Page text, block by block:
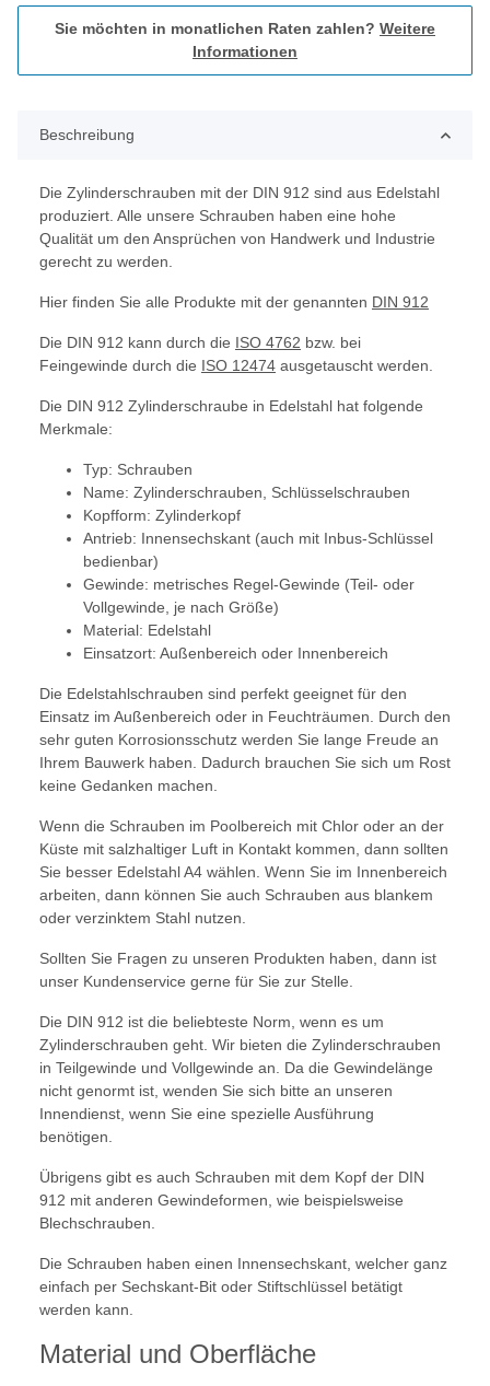
Sie möchten in monatlichen Raten zahlen? Weitere
Informationen
Beschreibung
Die Zylinderschrauben mit der DIN 912 sind aus Edelstahl
produziert. Alle unsere Schrauben haben eine hohe
Qualität um den Ansprüchen von Handwerk und Industrie
gerecht zu werden.
Hier finden Sie alle Produkte mit der genannten DIN 912
Die DIN 912 kann durch die ISO 4762 bzw. bei
Feingewinde durch die ISO 12474 ausgetauscht werden.
Die DIN 912 Zylinderschraube in Edelstahl hat folgende
Merkmale:
Typ: Schrauben
Name: Zylinderschrauben, Schlüsselschrauben
Kopfform: Zylinderkopf
Antrieb: Innensechskant (auch mit Inbus-Schlüssel
bedienbar)
Gewinde: metrisches Regel-Gewinde (Teil- oder
Vollgewinde, je nach Größe)
Material: Edelstahl
Einsatzort: Außenbereich oder Innenbereich
Die Edelstahlschrauben sind perfekt geeignet für den
Einsatz im Außenbereich oder in Feuchträumen. Durch den
sehr guten Korrosionsschutz werden Sie lange Freude an
Ihrem Bauwerk haben. Dadurch brauchen Sie sich um Rost
keine Gedanken machen.
Wenn die Schrauben im Poolbereich mit Chlor oder an der
Küste mit salzhaltiger Luft in Kontakt kommen, dann sollten
Sie besser Edelstahl A4 wählen. Wenn Sie im Innenbereich
arbeiten, dann können Sie auch Schrauben aus blankem
oder verzinktem Stahl nutzen.
Sollten Sie Fragen zu unseren Produkten haben, dann ist
unser Kundenservice gerne für Sie zur Stelle.
Die DIN 912 ist die beliebteste Norm, wenn es um
Zylinderschrauben geht. Wir bieten die Zylinderschrauben
in Teilgewinde und Vollgewinde an. Da die Gewindelänge
nicht genormt ist, wenden Sie sich bitte an unseren
Innendienst, wenn Sie eine spezielle Ausführung
benötigen.
Übrigens gibt es auch Schrauben mit dem Kopf der DIN
912 mit anderen Gewindeformen, wie beispielsweise
Blechschrauben.
Die Schrauben haben einen Innensechskant, welcher ganz
einfach per Sechskant-Bit oder Stiftschlüssel betätigt
werden kann.
Material und Oberfläche